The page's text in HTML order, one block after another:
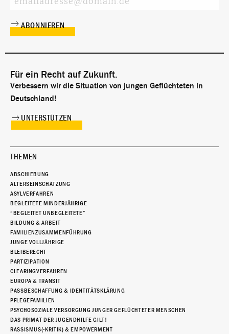
Für ein Recht auf Zukunft.
Verbessern wir die Situation von jungen Geflüchteten in
Deutschland!
UNTERSTÜTZEN
THEMEN
ABSCHIEBUNG
ALTERSEINSCHÄTZUNG
ASYLVERFAHREN
BEGLEITETE MINDERJÄHRIGE
“BEGLEITET UNBEGLEITETE”
BILDUNG & ARBEIT
FAMILIENZUSAMMENFÜHRUNG
JUNGE VOLLJÄHRIGE
BLEIBERECHT
PARTIZIPATION
CLEARINGVERFAHREN
EUROPA & TRANSIT
PASSBESCHAFFUNG & IDENTITÄTSKLÄRUNG
PFLEGEFAMILIEN
PSYCHOSOZIALE VERSORGUNG JUNGER GEFLÜCHTETER MENSCHEN
DAS PRIMAT DER JUGENDHILFE GILT!
RASSISMUS(-KRITIK) & EMPOWERMENT